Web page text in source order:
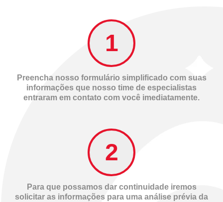
Preencha nosso formulário simplificado com suas
informações que nosso time de especialistas
entraram em contato com você imediatamente.
Para que possamos dar continuidade iremos
solicitar as informações para uma análise prévia da